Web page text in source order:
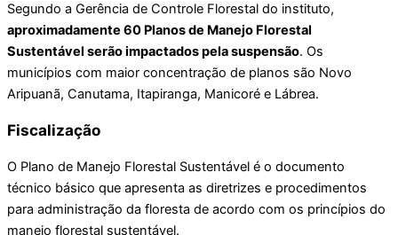
Segundo a Gerência de Controle Florestal do instituto,
aproximadamente 60 Planos de Manejo Florestal
Sustentável serão impactados pela suspensão. Os
municípios com maior concentração de planos são Novo
Aripuanã, Canutama, Itapiranga, Manicoré e Lábrea.
Fiscalização
O Plano de Manejo Florestal Sustentável é o documento
técnico básico que apresenta as diretrizes e procedimentos
para administração da floresta de acordo com os princípios do
manejo florestal sustentável.